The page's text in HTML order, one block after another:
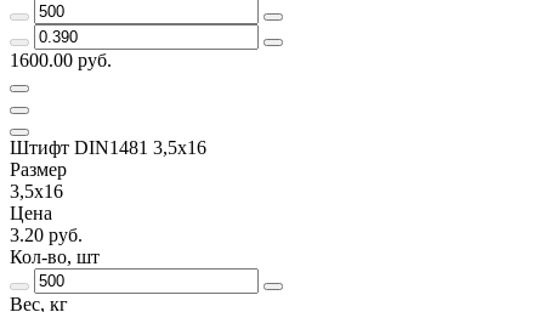
1600.00 руб.
Штифт DIN1481 3,5х16
Размер
3,5х16
Цена
3.20 руб.
Кол-во, шт
Вес, кг